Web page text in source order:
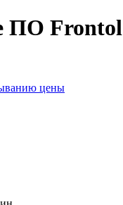
ПО Frontol
цены